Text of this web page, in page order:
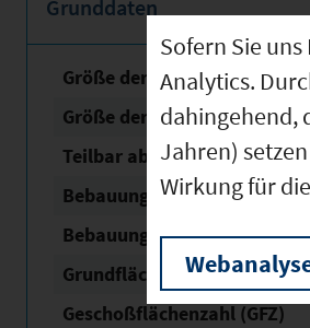
Grunddaten
Größe der unbebauten
Größe der Fläche mit
Teilbar ab
Bebauungsplan Nr. / Name
Bebauungsplan Status
Grundflächen­zahl (GRZ)
Geschoßflächen­zahl (GFZ)
Sofern Sie
Analytics.
dahingehend,
Jahren)
Wirkung für